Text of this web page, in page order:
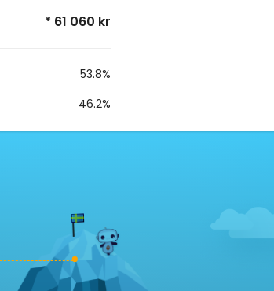
* 61 060 kr
53.8%
46.2%